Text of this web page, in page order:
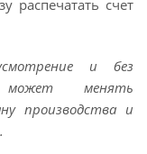
распечатать счет
и без
может менять
производства и